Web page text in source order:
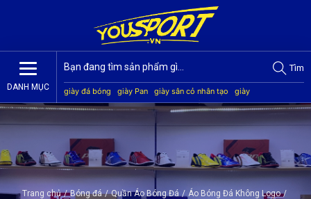
DANH MỤC
Tìm
giày đá bóng giày Pan giày sân cỏ nhân tạo
giày
Jogarbola
giày Mitre giày Akka quần áo bóng đá
giày
Trang chủ / Bóng đá / Quần Áo Bóng Đá / Áo Bóng Đá Không Logo /